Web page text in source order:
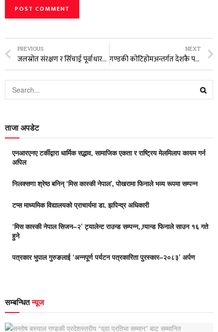
PREVIOUS
जलस्रोत संरक्षण र सिँचाई पूर्वाधारको सदुपयोगमा सबैको सहकार्य अपरिहार्य : जलस्रोत तथा सिँचाई विकास डिभिजन कार्यालय, कास्कीको अनुरोध
NEXT
गण्डकी कोटिहोमअन्तर्गत देशकै पहिलो राष्ट्रव्यापी वक्तृत्वकला प्रतियोगिता, आकर्षक पुरस्कार राशिसहित
ताजा अपडेट
एनआरएनए टर्कीद्वारा धार्मिक सद्भाव, सामाजिक एकता र राष्ट्रिय मेलमिलाप कायम गर्न
अपिल
निलक्सणा श्रेष्ठ बनिन् ‘मिस कास्की नेपाल’, पोखरामा फिनाले भव्य रूपमा सम्पन्न
टप्स माध्यमिक विद्यालयको प्राचार्यमा डा. झपिन्द्र अधिकारी
‘मिस कास्की नेपाल सिजन–२’ ट्यालेन्ट राउन्ड सम्पन्न, ग्र्यान्ड फिनाले साउन १६ गते
हुने
पत्रकार भुपाल गुरुङलाई ‘अन्नपूर्ण पर्यटन पत्रकारिता पुरस्कार–२०८३’ अर्पण
सम्बन्धितन्यूज